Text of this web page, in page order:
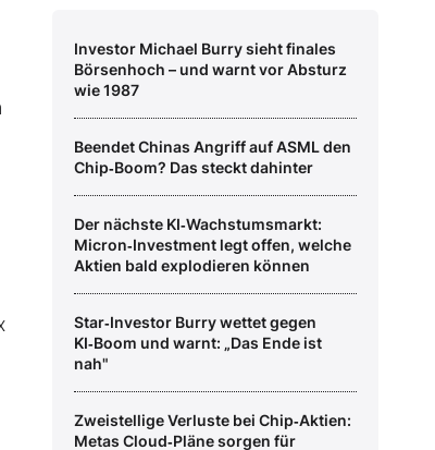
Investor Michael Burry sieht finales
Börsenhoch – und warnt vor Absturz
wie 1987
Beendet Chinas Angriff auf ASML den
Chip‑Boom? Das steckt dahinter
Der nächste KI‑Wachstumsmarkt:
Micron‑Investment legt offen, welche
Aktien bald explodieren können
Star‑Investor Burry wettet gegen
KI‑Boom und warnt: „Das Ende ist
nah"
Zweistellige Verluste bei Chip‑Aktien:
Metas Cloud‑Pläne sorgen für